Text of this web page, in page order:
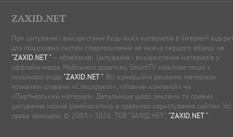
ZAXID.NET
При цитуванні і використанні будь-яких матеріалів в Інтернеті
для пошукових систем гіперпосилання не нижче першого абзацу на
"ZAXID.NET "— обов’язкові. Цитування і використання матеріалів у
оффлайн-медіа, Мобільних додатках, SmartTV можливе лише з
письмової згоди "ZAXID.NET ". Всі комерційні рекламні матеріали
позначені словами «Спецпроєкт», «Новини компаній» чи
«Партнерський матеріал». Детальніше щодо реклами та правил
цитування можна ознайомитись в правилах користування сайтом. Усі
права захищені. © 2005—2026, ТОВ “ЗАХІД.НЕТ”, "ZAXID.NET ".